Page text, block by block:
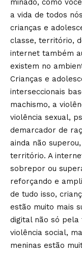
minado, como
a vida de todos
crianças e
classe, território,
internet também
existem no
Crianças e
interseccionais
machismo, a
violência sexual,
demarcador de
ainda não
território. A
sobrepor ou
reforçando e
de tudo isso,
estão muito mais
digital não só
violência social,
meninas estão